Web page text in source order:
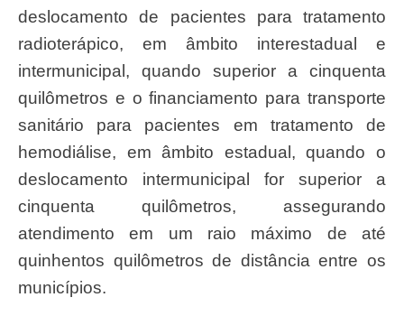
deslocamento de pacientes para tratamento
radioterápico, em âmbito interestadual e
intermunicipal, quando superior a cinquenta
quilômetros e o financiamento para transporte
sanitário para pacientes em tratamento de
hemodiálise, em âmbito estadual, quando o
deslocamento intermunicipal for superior a
cinquenta quilômetros, assegurando
atendimento em um raio máximo de até
quinhentos quilômetros de distância entre os
municípios.